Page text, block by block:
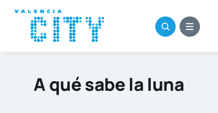
contenido
A qué sabe la luna